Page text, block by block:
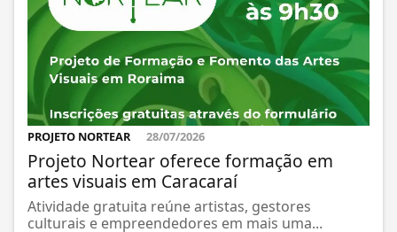
PROJETO NORTEAR 28/07/2026
Projeto Nortear oferece formação em
artes visuais em Caracaraí
Atividade gratuita reúne artistas, gestores
culturais e empreendedores em mais uma...